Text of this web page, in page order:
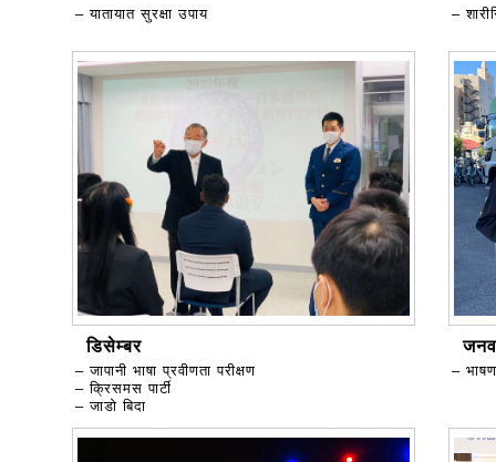
– यातायात सुरक्षा उपाय –
डिसेम्बर
– जापानी भाषा प्रवीणता परीक्षण
– क्रिसमस पार्टी
– जाडो बिदा
– भाषण